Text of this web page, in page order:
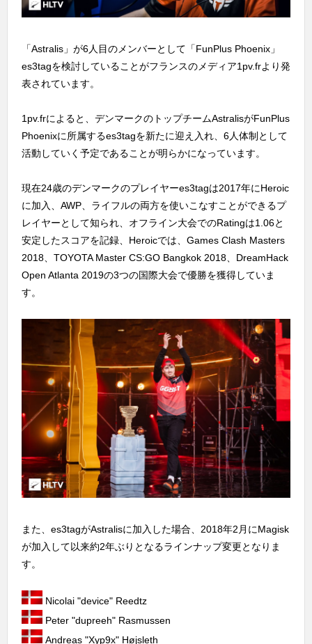
「Astralis」が6人目のメンバーとして「FunPlus Phoenix」
es3tagを検討していることがフランスのメディア1pv.frより発
表されています。
1pv.frによると、デンマークのトップチームAstralisがFunPlus
Phoenixに所属するes3tagを新たに迎え入れ、6人体制として
活動していく予定であることが明らかになっています。
現在24歳のデンマークのプレイヤーes3tagは2017年にHeroic
に加入、AWP、ライフルの両方を使いこなすことができるプ
レイヤーとして知られ、オフライン大会でのRatingは1.06と
安定したスコアを記録、Heroicでは、Games Clash Masters
2018、TOYOTA Master CS:GO Bangkok 2018、DreamHack
Open Atlanta 2019の3つの国際大会で優勝を獲得していま
す。
また、es3tagがAstralisに加入した場合、2018年2月にMagisk
が加入して以来約2年ぶりとなるラインナップ変更となりま
す。
Nicolai "device" Reedtz
Peter "dupreeh" Rasmussen
Andreas "Xyp9x" Højsleth